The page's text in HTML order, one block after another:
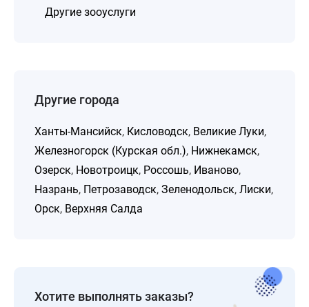
Другие зооуслуги
Другие города
Ханты-Мансийск, Кисловодск, Великие Луки,
Железногорск (Курская обл.), Нижнекамск,
Озерск, Новотроицк, Россошь, Иваново,
Назрань, Петрозаводск, Зеленодольск, Лиски,
Орск, Верхняя Салда
Хотите выполнять заказы?